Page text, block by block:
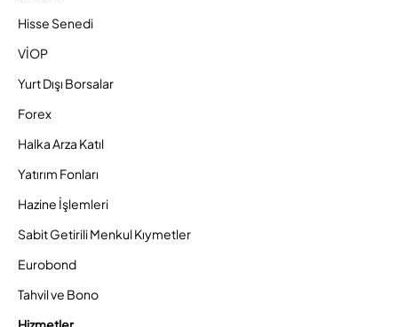
Hisse Senedi
VİOP
Yurt Dışı Borsalar
Forex
Halka Arza Katıl
Yatırım Fonları
Hazine İşlemleri
Sabit Getirili Menkul Kıymetler
Eurobond
Tahvil ve Bono